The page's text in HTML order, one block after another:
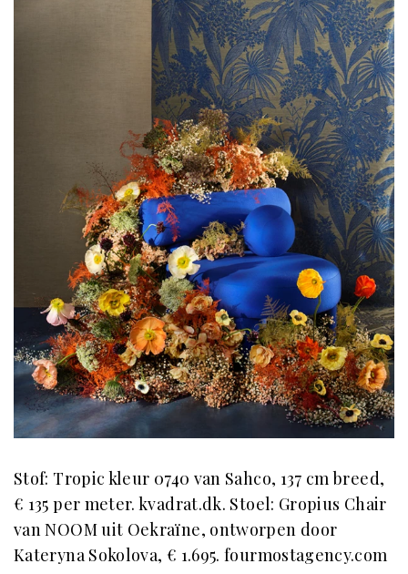
Stof: Tropic kleur 0740 van Sahco, 137 cm breed,
€ 135 per meter. kvadrat.dk. Stoel: Gropius Chair
van NOOM uit Oekraïne, ontworpen door
Kateryna Sokolova, € 1.695. fourmostagency.com